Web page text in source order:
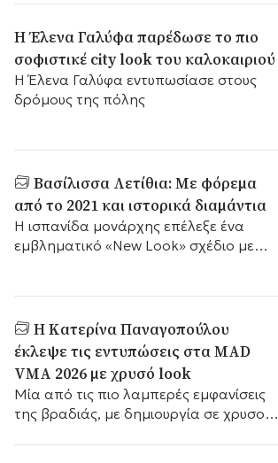
της σεζόν.
Η Έλενα Γαλύφα παρέδωσε το πιο
σοφιστικέ city look του καλοκαιριού
Η Έλενα Γαλύφα εντυπωσίασε στους
δρόμους της πόλης
Bασίλισσα Λετίθια: Mε φόρεμα
από το 2021 και ιστορικά διαμάντια
Η ισπανίδα μονάρχης επέλεξε ένα
εμβληματικό «New Look» σχέδιο με
δημοσιογραφικών βραβείων ABC.
Η Κατερίνα Παναγοπούλου
έκλεψε τις εντυπώσεις στα MAD
VMA 2026 με χρυσό look
Mία από τις πιο λαμπερές εμφανίσεις
της βραδιάς, με δημιουργία σε χρυσούς